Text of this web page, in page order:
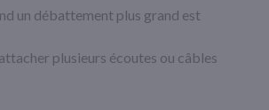
un débattement plus grand est
plusieurs écoutes ou câbles